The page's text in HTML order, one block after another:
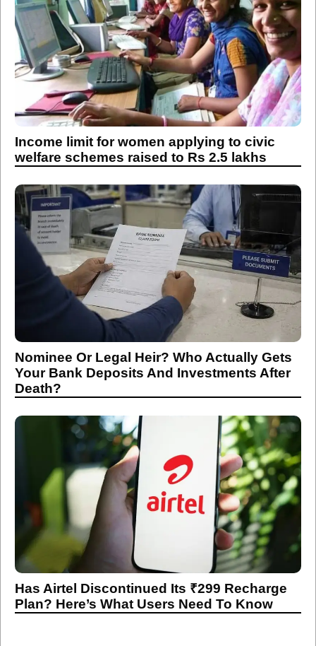
Income limit for women applying to civic
welfare schemes raised to Rs 2.5 lakhs
Nominee Or Legal Heir? Who Actually Gets
Your Bank Deposits And Investments After
Death?
Has Airtel Discontinued Its ₹299 Recharge
Plan? Here’s What Users Need To Know